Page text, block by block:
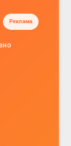
Реклама